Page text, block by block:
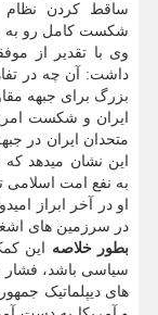
ساقط کردن نظام
شکست کامل رو به
وی با تقدیر از
داشت: آن چه در
بزرگ برای جبهه
ایران و شکست
متحدان ایران در
این نشان میدهد که
به نفع امت اسلامی
او در آخر ابراز
در سرزمین های
بطور خلاصه این
سیاسی باشد، فشار
های دیپلماتیک